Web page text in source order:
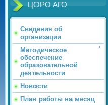
ЦОРО АГО
Сведения об
организации
Методическое
обеспечение
образовательной
деятельности
Новости
План работы на месяц